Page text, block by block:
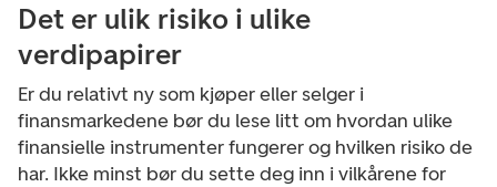
Det er ulik risiko i ulike
verdipapirer
Er du relativt ny som kjøper eller selger i
finansmarkedene bør du lese litt om hvordan ulike
finansielle instrumenter fungerer og hvilken risiko de
har. Ikke minst bør du sette deg inn i vilkårene for